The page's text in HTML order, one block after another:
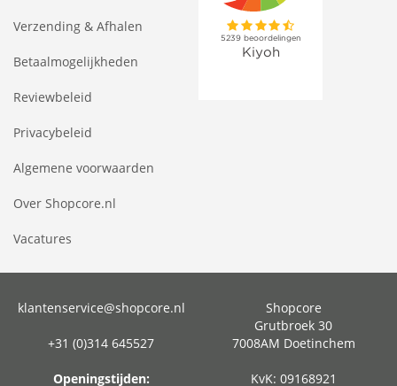
Verzending & Afhalen
Betaalmogelijkheden
Reviewbeleid
Privacybeleid
Algemene voorwaarden
Over Shopcore.nl
Vacatures
klantenservice@shopcore.nl
+31 (0)314 645527
Openingstijden:
Shopcore
Grutbroek 30
7008AM Doetinchem
KvK: 09168921